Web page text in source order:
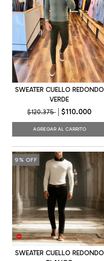
SWEATER CUELLO REDONDO
VERDE
$120.375
$110.000
AGREGAR AL CARRITO
9 % OFF
SWEATER CUELLO REDONDO